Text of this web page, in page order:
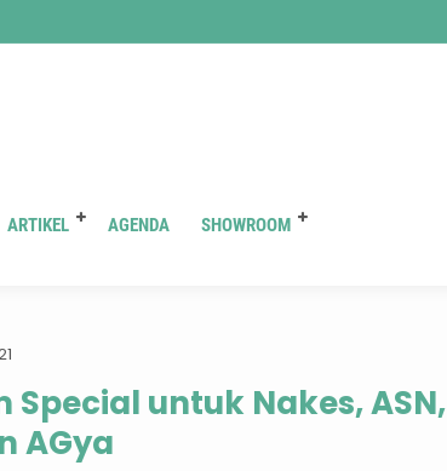
ARTIKEL AGENDA SHOWROOM
promo calya di solo
Special untuk Nakes, ASN,
AGya